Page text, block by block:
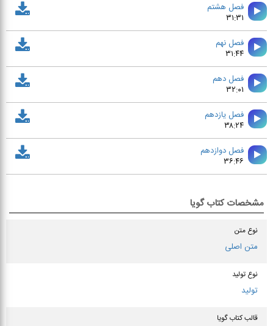
فصل هشتم
۳۱:۳۱
فصل نهم
۳۱:۴۴
فصل دهم
۳۲:۰۱
فصل يازدهم
۳۸:۲۴
فصل دوازدهم
۳۶:۴۶
مشخصات کتاب گویا
نوع متن
متن اصلی
نوع تولید
تولید
قالب کتاب گویا